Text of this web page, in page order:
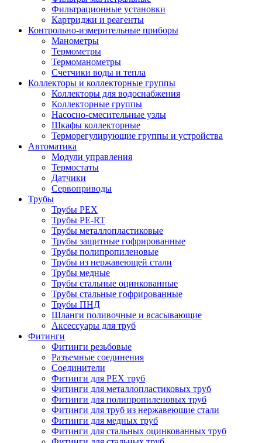
Фильтрационные установки
Картриджи и реагенты
Контрольно-измерительные приборы
Манометры
Термометры
Термоманометры
Счетчики воды и тепла
Коллекторы и коллекторные группы
Коллекторы для водоснабжения
Коллекторные группы
Насосно-смесительные узлы
Шкафы коллекторные
Терморегулирующие группы и устройства
Автоматика
Модули управления
Термостаты
Датчики
Сервоприводы
Трубы
Трубы PEX
Трубы PE-RT
Трубы металлопластиковые
Трубы защитные гофрированные
Трубы полипропиленовые
Трубы из нержавеющей стали
Трубы медные
Трубы стальные оцинкованные
Трубы стальные гофрированные
Трубы ПНД
Шланги поливочные и всасывающие
Аксессуары для труб
Фитинги
Фитинги резьбовые
Разъемные соединения
Соединители
Фитинги для PEX труб
Фитинги для металлопластиковых труб
Фитинги для полипропиленовых труб
Фитинги для труб из нержавеющие стали
Фитинги для медных труб
Фитинги для стальных оцинкованных труб